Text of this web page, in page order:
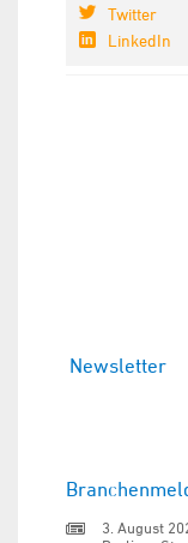
Twitter
LinkedIn
Newsletter
3. August